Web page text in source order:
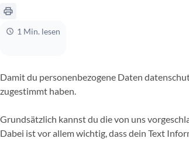
1 Min. lesen
Damit du personenbezogene Daten
zugestimmt haben.
Grundsätzlich kannst du die von uns
Dabei ist vor allem wichtig, dass dein Text